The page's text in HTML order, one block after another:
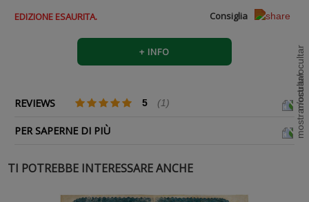
EDIZIONE ESAURITA. Consiglia
+ INFO
REVIEWS 5 (1)
PER SAPERNE DI PIÙ
TI POTREBBE INTERESSARE ANCHE